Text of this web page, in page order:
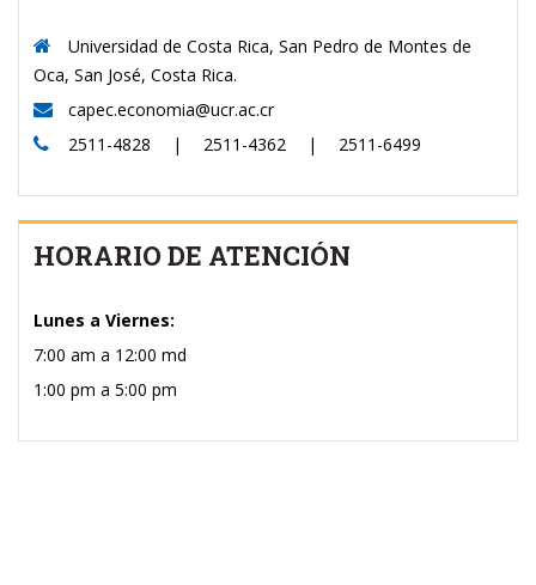
Universidad de Costa Rica, San Pedro de Montes de
Oca, San José, Costa Rica.
capec.economia@ucr.ac.cr
2511-4828 | 2511-4362 | 2511-6499
HORARIO DE ATENCIÓN
Lunes a Viernes:
7:00 am a 12:00 md
1:00 pm a 5:00 pm